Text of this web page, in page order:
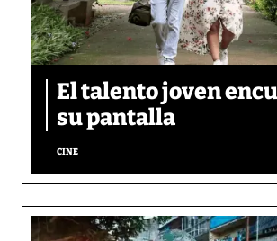
El talento joven
su pantalla​
CINE